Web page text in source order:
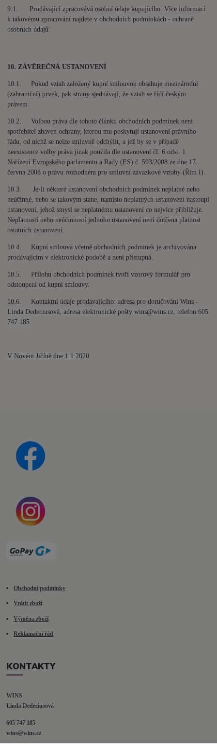
9.1. Prodávající zpracovává osobní údaje kupujícího. Více informací
k takovému zpracování najdete v obchodních podmínkách - ochraně
osobních údajů
10. ZÁVĚREČNÁ USTANOVENÍ
10.1. Pokud vztah založený kupní smlouvou obsahuje mezinárodní
(zahraniční) prvek, pak strany sjednávají, že vztah se řídí českým
právem.
10.2. Volbou práva dle tohoto článku obchodních podmínek není
spotřebitel zbaven ochrany, kterou mu poskytují ustanovení právního
řádu, od nichž se nelze smluvně odchýlit, a jež by se v případě
neexistence volby práva jinak použila dle ustanovení čl. 6 odst. 1
Nařízení Evropského parlamentu a Rady (ES) č. 593/2008 ze dne 17.
června 2008 o právu rozhodném pro smluvní závazkové vztahy (Řím I).
10.3. Je-li některé ustanovení obchodních podmínek neplatné nebo
neúčinné, nebo se takovým stane, namísto neplatných ustanovení nastoupí
ustanovení, jehož smysl se neplatnému ustanovení co nejvíce přibližuje.
Neplatností nebo neúčinností jednoho ustanovení není dotčena platnost
ostatních ustanovení.
10.4. Kupní smlouva včetně obchodních podmínek je archivována
prodávajícím v elektronické podobě a není přístupná.
10.5. Přílohu obchodních podmínek tvoří vzorový formulář pro
odstoupení od kupní smlouvy.
10.6. Kontaktní údaje prodávajícího: adresa pro doručování Wins -
Linda Dedeciusová, adresa elektronické pošty wins@wins.cz, telefon 605
747 185
V Novém Jičíně dne 1.1.2020
Obchodní podmínky
Vrátit zboží
Výměna zboží
Reklamační řád
KONTAKTY
WINS
Linda Dedeciusová
605 747 185
wins@wins.cz